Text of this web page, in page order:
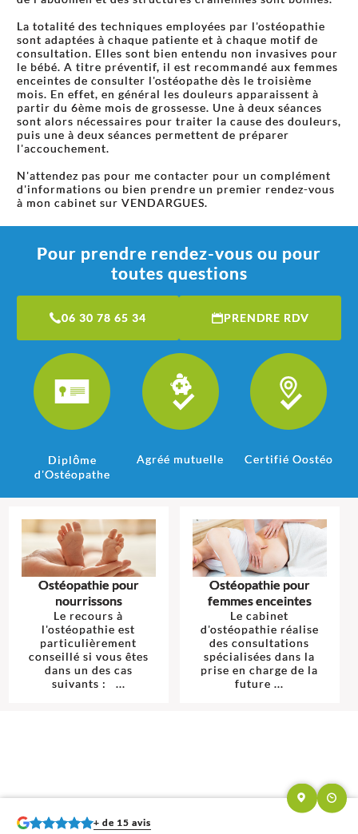
La totalité des techniques employées par l'ostéopathie
sont adaptées à chaque patiente et à chaque motif de
consultation. Elles sont bien entendu non invasives pour
le bébé. A titre préventif, il est recommandé aux femmes
enceintes de consulter l'ostéopathe dès le troisième
mois. En effet, en général les douleurs apparaissent à
partir du 6ème mois de grossesse. Une à deux séances
sont alors nécessaires pour traiter la cause des douleurs,
puis une à deux séances permettent de préparer
l'accouchement.
N'attendez pas pour me contacter pour un complément
d'informations ou bien prendre un premier rendez-vous
à mon cabinet sur VENDARGUES.
Pour prendre rendez-vous ou pour
toutes questions
06 30 78 65 34 PRENDRE RDV
Diplôme
d'Ostéopathe
Agréé mutuelle Certifié Oostéo
Ostéopathie pour
nourrissons
Le recours à
l'ostéopathie est
particulièrement
conseillé si vous êtes
dans un des cas
suivants : ...
Ostéopathie pour
femmes enceintes
Le cabinet
d'ostéopathie réalise
des consultations
spécialisées dans la
prise en charge de la
future ...
+ de 15 avis